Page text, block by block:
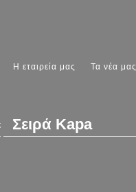
Η εταιρεία μας Τα νέα μας
Σειρά Kapa